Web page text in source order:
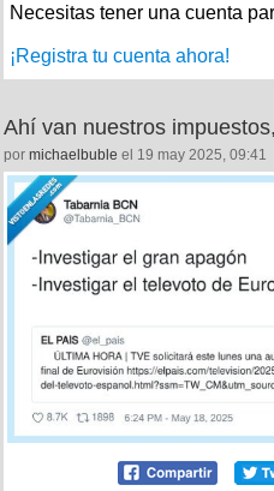
Necesitas tener una cuenta
¡Registra tu cuenta ahora!
Ahí van nuestros
por michaelbuble el 19 may 2025, 09:41